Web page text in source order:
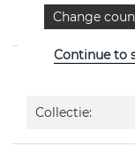
Amor Vincit
Zweedse Efva
Collectie:
Change
Continue to